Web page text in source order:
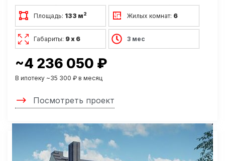
Площадь: 133 м2 Жилых комнат: 6
Габариты: 9 х 6 3 мес
~4 236 050 ₽
В ипотеку ~35 300 ₽ в месяц
Посмотреть проект